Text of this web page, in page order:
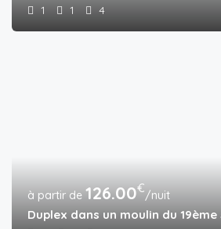
1 1 4
126.00€/nuit
Duplex dans un moulin du 19ème